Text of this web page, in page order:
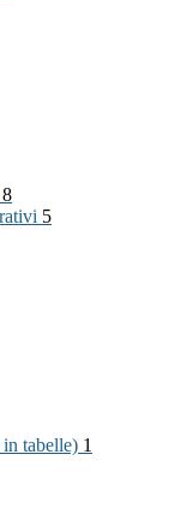
8
5
tabelle) 1